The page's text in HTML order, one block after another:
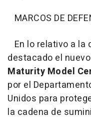
MARCOS DE
En lo relativo a la
destacado el
Maturity Model
por el
Unidos para
la cadena de